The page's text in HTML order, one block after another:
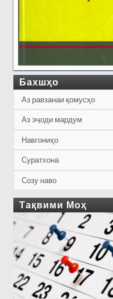
Бахшҳо
Аз равзанаи қомусҳо
Аз эҷоди мардум
Навгониҳо
Суратхона
Созу наво
Тақвими Моҳ